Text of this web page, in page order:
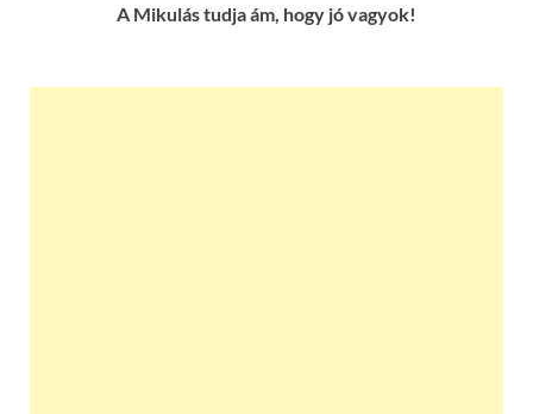
A Mikulás tudja ám, hogy jó vagyok!